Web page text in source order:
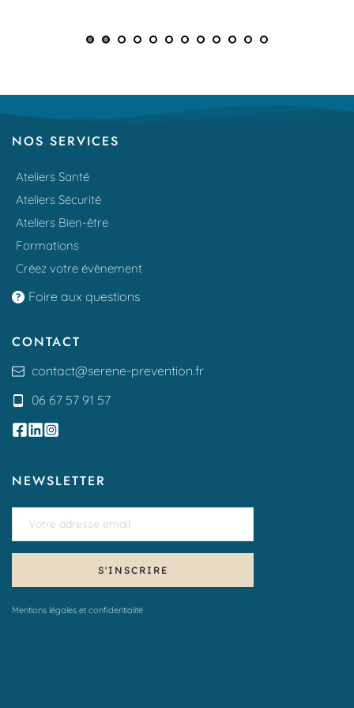
NOS SERVICES
Ateliers Santé
Ateliers Sécurité
Ateliers Bien-être
Formations
Créez votre évènement
Foire aux questions
CONTACT
contact@serene-prevention.fr
06 67 57 91 57
NEWSLETTER
S'INSCRIRE
Mentions légales et confidentialité